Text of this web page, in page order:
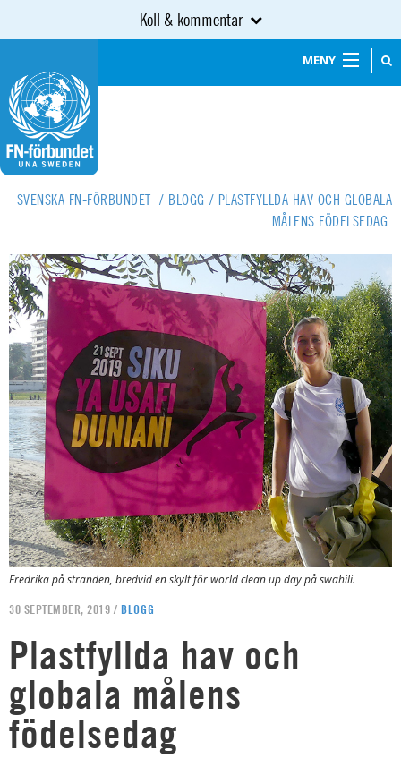
Koll & kommentar
MENY
SVENSKA FN-FÖRBUNDET / BLOGG / PLASTFYLLDA HAV OCH GLOBALA
MÅLENS FÖDELSEDAG
Fredrika på stranden, bredvid en skylt för world clean up day på swahili.
30 SEPTEMBER, 2019 / BLOGG
Plastfyllda hav och
globala målens
födelsedag